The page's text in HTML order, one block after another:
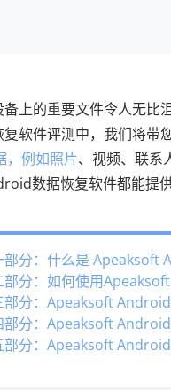
上的重要文件令人无比
软件评测中，我们将带
，例如照片、视频、联系
数据恢复软件都能提
部分：什么是 Apeaksoft
部分：如何使用
部分：Apeaksoft
部分：Apeaksoft
部分：Apeaksoft